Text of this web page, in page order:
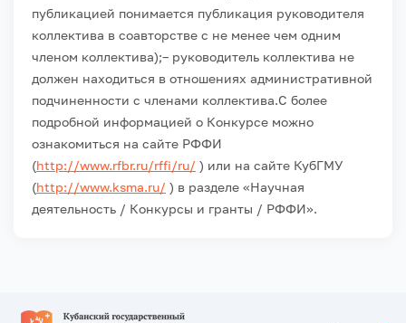
публикацией понимается публикация руководителя
коллектива в соавторстве с не менее чем одним
членом коллектива);– руководитель коллектива не
должен находиться в отношениях административной
подчиненности с членами коллектива.С более
подробной информацией о Конкурсе можно
ознакомиться на сайте РФФИ
(http://www.rfbr.ru/rffi/ru/ ) или на сайте КубГМУ
(http://www.ksma.ru/ ) в разделе «Научная
деятельность / Конкурсы и гранты / РФФИ».